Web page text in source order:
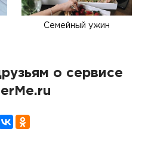
Семейный ужин
о сервисе